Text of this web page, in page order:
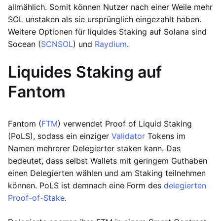
allmählich. Somit können Nutzer nach einer Weile mehr
SOL unstaken als sie ursprünglich eingezahlt haben.
Weitere Optionen für liquides Staking auf Solana sind
Socean (SCNSOL) und Raydium.
Liquides Staking auf
Fantom
Fantom (FTM) verwendet Proof of Liquid Staking
(PoLS), sodass ein einziger Validator Tokens im
Namen mehrerer Delegierter staken kann. Das
bedeutet, dass selbst Wallets mit geringem Guthaben
einen Delegierten wählen und am Staking teilnehmen
können. PoLS ist demnach eine Form des delegierten
Proof-of-Stake.